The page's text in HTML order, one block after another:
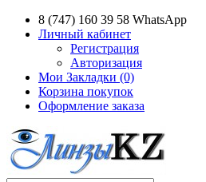
8 (747) 160 39 58 WhatsApp
Личный кабинет
Регистрация
Авторизация
Мои Закладки (0)
Корзина покупок
Оформление заказа